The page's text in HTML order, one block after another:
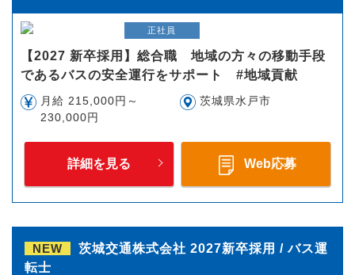
正社員
【2027 新卒採用】総合職 地域の方々の移動手段
であるバスの安全運行をサポート #地域貢献
月給 215,000円～
230,000円
茨城県水戸市
詳細を見る Web応募
NEW
茨城交通株式会社 2027新卒採用 / バス運
転士